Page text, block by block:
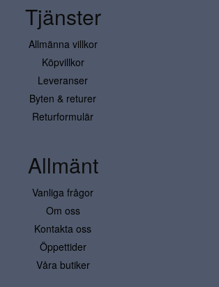
Tjänster
Allmänna villkor
Köpvillkor
Leveranser
Byten & returer
Returformulär
Allmänt
Vanliga frågor
Om oss
Kontakta oss
Öppettider
Våra butiker